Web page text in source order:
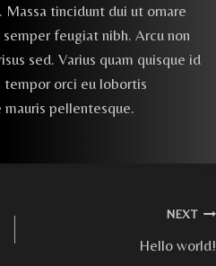
tincidunt dui ut ornare
feugiat nibh. Arcu non
sed. Varius quam quisque id
tempor orci eu lobortis
pellentesque.
NEXT
Hello world!